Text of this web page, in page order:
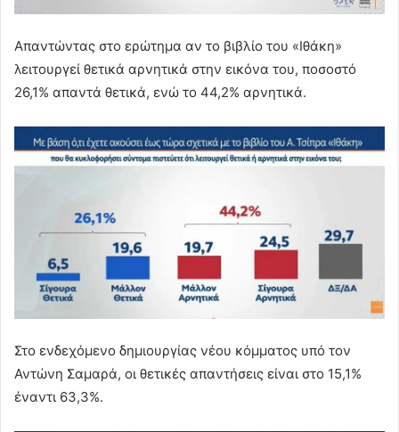
Απαντώντας στο ερώτημα αν το βιβλίο του «Ιθάκη»
λειτουργεί θετικά αρνητικά στην εικόνα του, ποσοστό
26,1% απαντά θετικά, ενώ το 44,2% αρνητικά.
Στο ενδεχόμενο δημιουργίας νέου κόμματος υπό τον
Αντώνη Σαμαρά, οι θετικές απαντήσεις είναι στο 15,1%
έναντι 63,3%.